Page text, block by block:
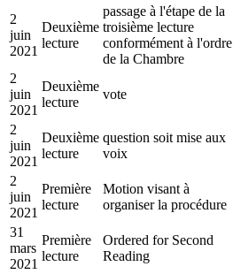
2
juin
2021
Deuxième
lecture
passage à l'étape de la
troisième lecture
conformément à l'ordre
de la Chambre
2
juin
2021
Deuxième
lecture
vote
2
juin
2021
Deuxième
lecture
question soit mise aux
voix
2
juin
2021
Première
lecture
Motion visant à
organiser la procédure
31
mars
2021
Première
lecture
Ordered for Second
Reading